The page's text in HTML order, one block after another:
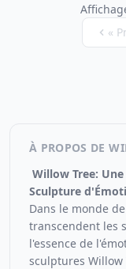
«
À PROPOS DE
Willow Tree:
Sculpture
Dans le monde
transcendent les
l'essence de
sculptures